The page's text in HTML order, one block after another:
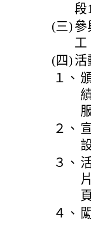
段
(三) 參
工
(四) 活
１、
２、
３、
４、